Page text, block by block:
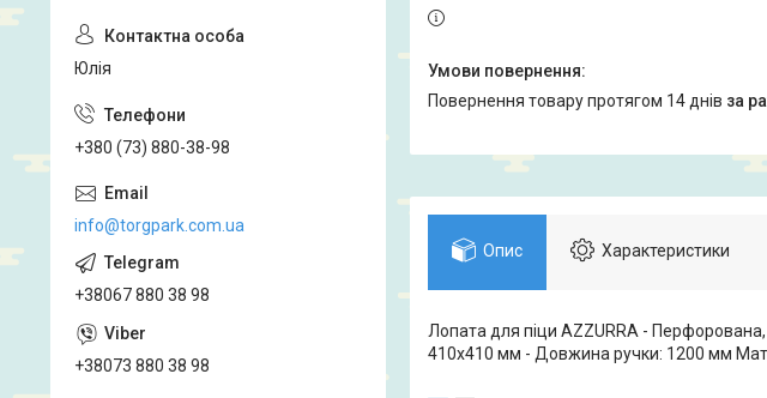
повернення товару протягом 14 днів за
Опис Характеристики
Лопата для піци AZZURRA -
410х410 мм - Довжина ручки: 1200 мм
Юлія
+380 (73) 880-38-98
info@torgpark.com.ua
+38067 880 38 98
+38073 880 38 98